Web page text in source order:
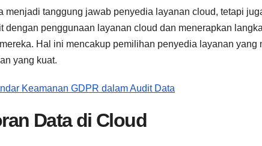
menjadi tanggung jawab penyedia layanan cloud, tetapi
dengan penggunaan layanan cloud dan menerapkan
Hal ini mencakup pemilihan penyedia layanan yang
yang kuat.
Keamanan GDPR dalam Audit Data
Data di Cloud